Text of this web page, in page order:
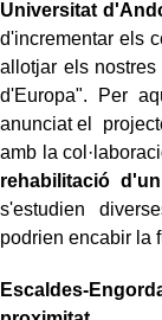
Universitat
d'incrementar els
allotjar els
d'Europa". Per
anunciat el
amb la
rehabilitació
s'estudien
podrien encabir la
Escaldes-